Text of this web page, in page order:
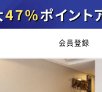
会員登録